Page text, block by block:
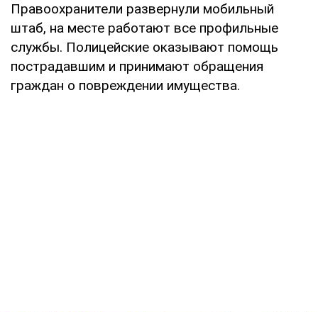
Правоохранители развернули мобильный
штаб, на месте работают все профильные
службы. Полицейские оказывают помощь
пострадавшим и принимают обращения
граждан о повреждении имущества.